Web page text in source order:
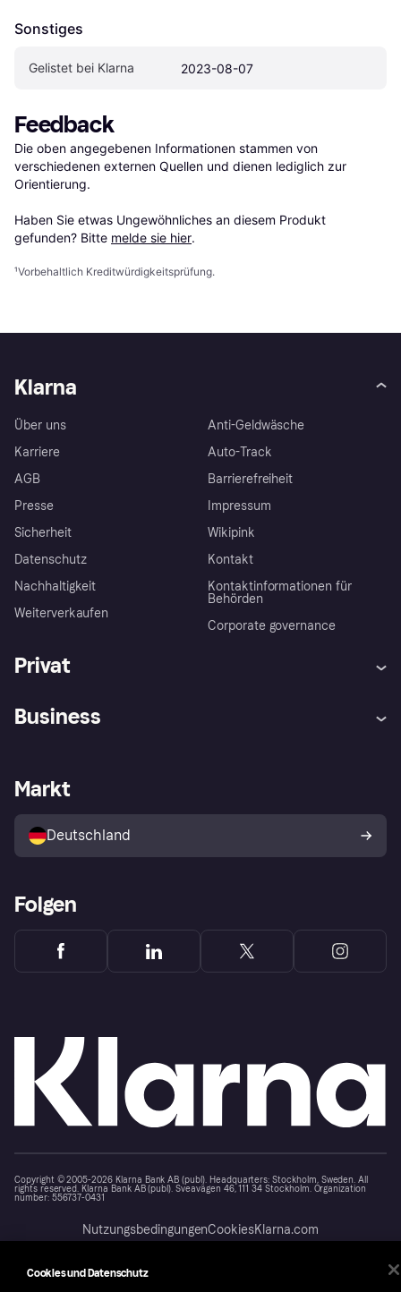
Sonstiges
Gelistet bei Klarna 2023-08-07
Feedback
Die oben angegebenen Informationen stammen von
verschiedenen externen Quellen und dienen lediglich zur
Orientierung.
Haben Sie etwas Ungewöhnliches an diesem Produkt
gefunden? Bitte melde sie hier.
¹Vorbehaltlich Kreditwürdigkeitsprüfung.
Klarna
Über uns
Karriere
AGB
Presse
Sicherheit
Datenschutz
Nachhaltigkeit
Weiterverkaufen
Anti-Geldwäsche
Auto-Track
Barrierefreiheit
Impressum
Wikipink
Kontakt
Kontaktinformationen für
Behörden
Corporate governance
Privat
Klarna App
Shops entdecken
Käuferschutzrichtlinie
Dein Widerrufsrecht
Business
Händlerportal
Markt
Deutschland
Folgen
Copyright © 2005-2026 Klarna Bank AB (publ). Headquarters: Stockholm, Sweden. All
rights reserved. Klarna Bank AB (publ). Sveavägen 46, 111 34 Stockholm. Organization
number: 556737-0431
NutzungsbedingungenCookiesKlarna.com
Cookies und Datenschutz